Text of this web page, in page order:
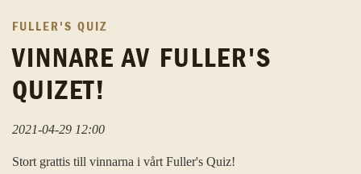
FULLER'S QUIZ
VINNARE AV FULLER'S
QUIZET!
2021-04-29 12:00
Stort grattis till vinnarna i vårt Fuller's Quiz!